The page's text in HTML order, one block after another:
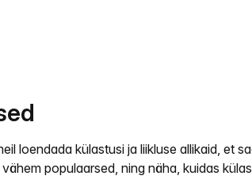
loendada külastusi ja liikluse allikaid, et
populaarsed, ning näha, kuidas